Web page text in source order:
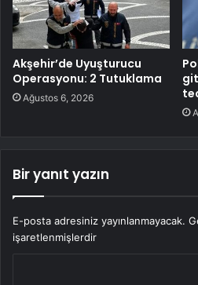
Akşehir’de Uyuşturucu
Operasyonu: 2 Tutuklama
Ağustos 6, 2026
Bir yanıt yazın
E-posta adresiniz yayınlanmayacak.
işaretlenmişlerdir